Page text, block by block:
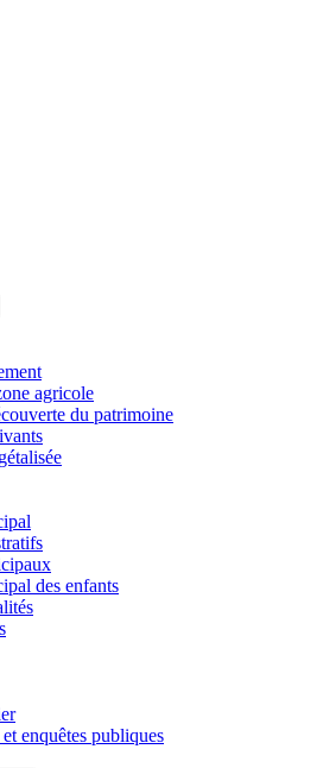
agricole
du patrimoine
des enfants
enquêtes publiques